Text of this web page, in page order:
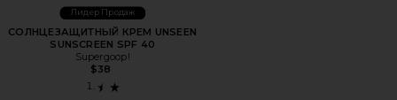
Лидер Продаж
СОЛНЦЕЗАЩИТНЫЙ КРЕМ UNSEEN
SUNSCREEN SPF 40
Supergoop!
$38